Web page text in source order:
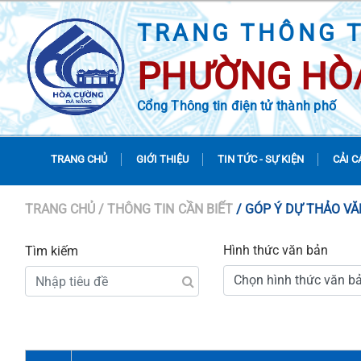
TRANG THÔNG
PHƯỜNG
Cổng Thông tin điện tử thành phố
TRANG CHỦ GIỚI THIỆU TIN TỨC - SỰ KIỆN CẢI
TRANG CHỦ / THÔNG TIN CẦN BIẾT / GÓP Ý DỰ THẢO
Tìm kiếm
Hình thức văn bản
Chọn hình thức văn